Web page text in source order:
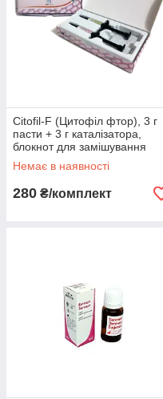
Citofil-F (Цитофіл фтор), 3 г
пасти + 3 г каталізатора,
блокнот для замішування
Немає в наявності
280 ₴/комплект